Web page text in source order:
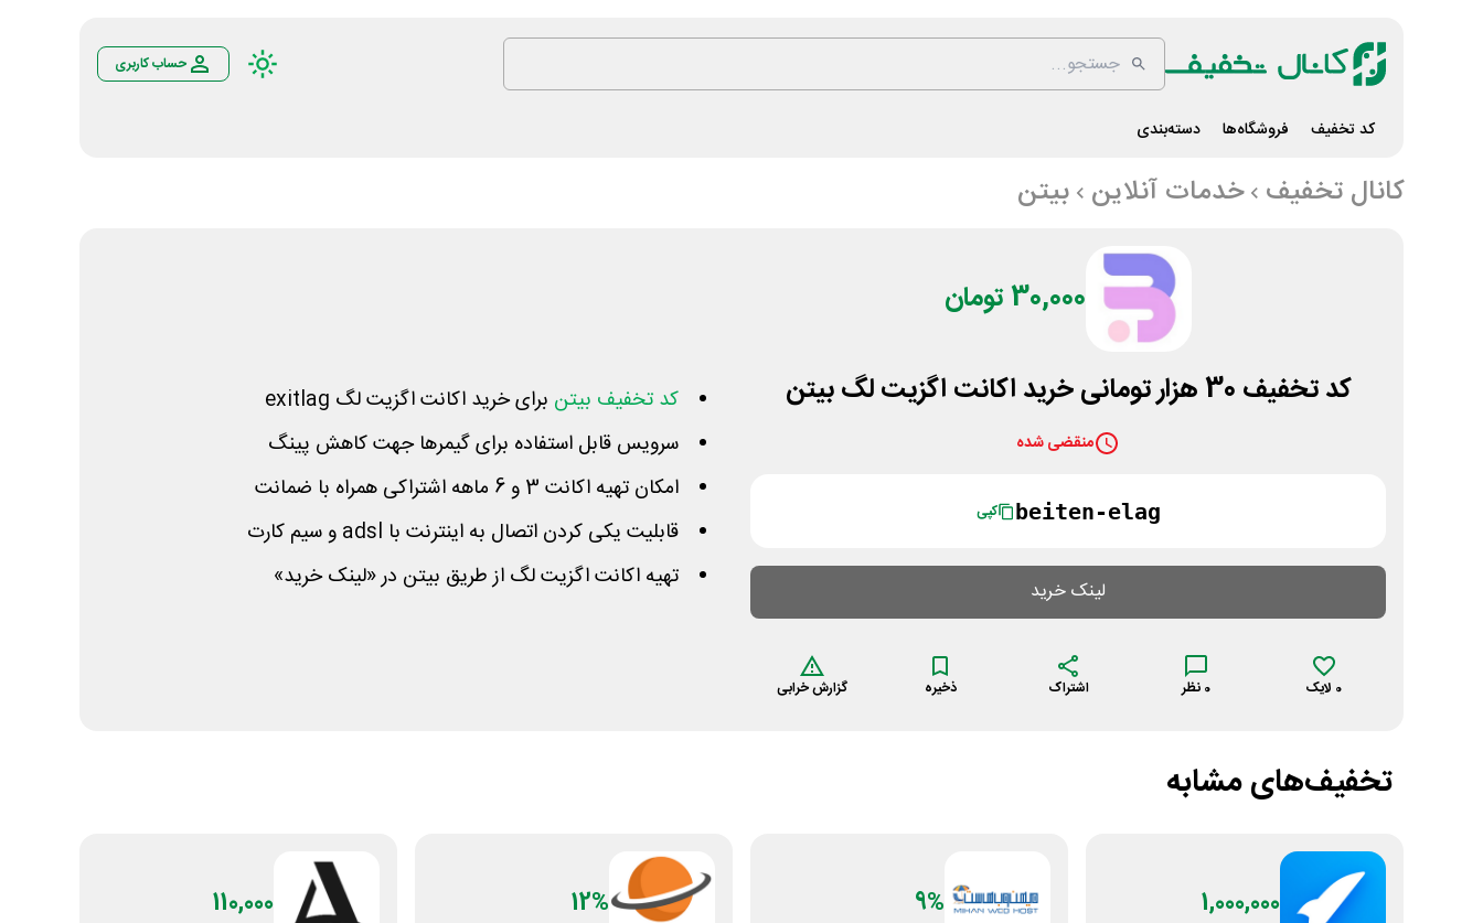
حساب کاربری
کد تخفیف فروشگاه‌ها دسته‌بندی
کانال تخفیف خدمات آنلاین بیتن
30,000 تومان
کد تخفیف 30 هزار تومانی خرید اکانت اگزیت لگ بیتن
منقضی شده
beiten-elag کپی
لینک خرید
0 لایک 0 نظر اشتراک ذخیره گزارش خرابی
کد تخفیف بیتن برای خرید اکانت اگزیت لگ exitlag
سرویس قابل استفاده برای گیمرها جهت کاهش پینگ
امکان تهیه اکانت 3 و 6 ماهه اشتراکی همراه با ضمانت
قابلیت یکی کردن اتصال به اینترنت با adsl و سیم کارت
تهیه اکانت اگزیت لگ از طریق بیتن در «لینک خرید»
تخفیف‌های مشابه
1,000,000
9%
12%
110,000